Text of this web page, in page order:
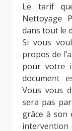
Le tarif
Nettoyage
dans tout le
Si vous
propos de
pour votre
document
Vous vous
sera pas
grâce à son
intervention